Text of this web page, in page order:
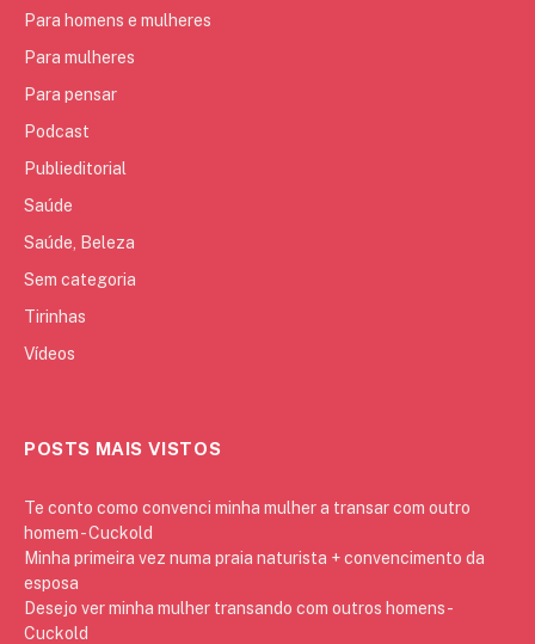
Para homens e mulheres
Para mulheres
Para pensar
Podcast
Publieditorial
Saúde
Saúde, Beleza
Sem categoria
Tirinhas
Vídeos
POSTS MAIS VISTOS
Te conto como convenci minha mulher a transar com outro
homem - Cuckold
Minha primeira vez numa praia naturista + convencimento da
esposa
Desejo ver minha mulher transando com outros homens -
Cuckold